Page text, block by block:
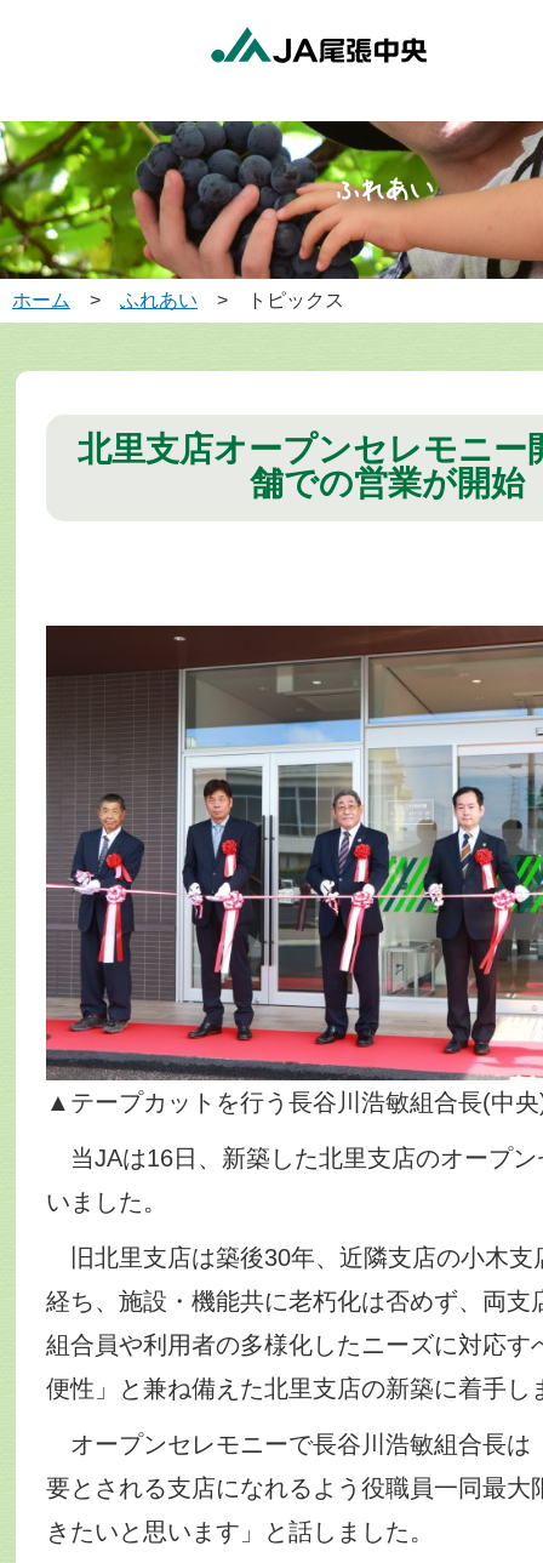
ホーム > ふれあい > トピックス
北里支店オープンセレモニ
舗での営業が開始
▲テープカットを行う長谷川浩敏組合長(中
当JAは16日、新築した北里支店のオープ
いました。
旧北里支店は築後30年、近隣支店の小木支
経ち、施設・機能共に老朽化は否めず、両支
組合員や利用者の多様化したニーズに対応す
便性」と兼ね備えた北里支店の新築に着手し
オープンセレモニーで長谷川浩敏組合長は
要とされる支店になれるよう役職員一同最大
きたいと思います」と話しました。